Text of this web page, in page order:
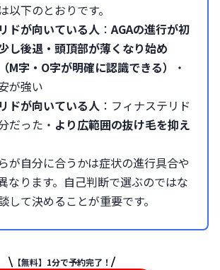
以下のとおりです。
ドが向いている人 ： AGAの進行が初
し後退・頭頂部が薄くなり始め
M字・O字が明確に認識できる）
・
が強い
ドが向いている人 ：フィナステリド
だった・ より広範囲の抜け毛を抑え
が自分に合うかは症状の進行具合や
なります。自己判断で選ぶのではな
して決めることが重要です。
【無料】1分で予約完了！